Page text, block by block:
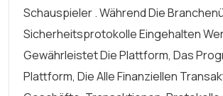
Schauspieler . Während Die
Sicherheitsprotokolle Eingehalten
Gewährleistet Die Plattform, Das
Plattform, Die Alle Finanziellen